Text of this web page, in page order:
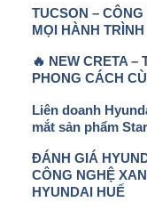
TUCSON –
MỌI HÀNH TRÌNH
🔥 NEW CRETA
PHONG CÁCH
Liên doanh
mắt sản phẩm
ĐÁNH GIÁ
CÔNG NGHỆ
HYUNDAI HUẾ